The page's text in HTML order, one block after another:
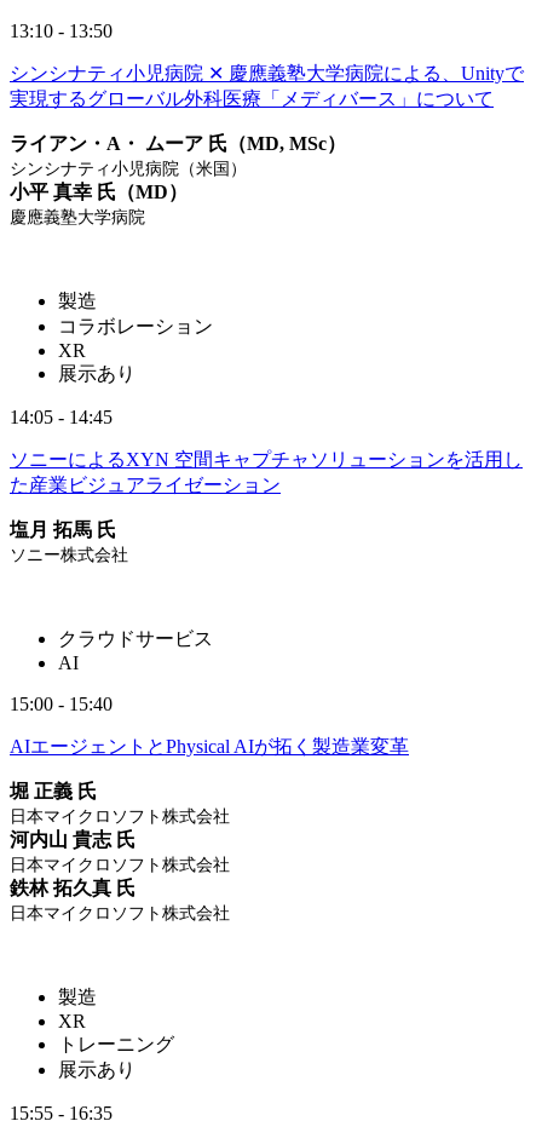
13:10 - 13:50
シンシナティ小児病院 ✕ 慶應義塾大学病院による、Unityで
実現するグローバル外科医療「メディバース」について
ライアン・A・ ムーア 氏（MD, MSc）
シンシナティ小児病院（米国）
小平 真幸 氏（MD）
慶應義塾大学病院
製造
コラボレーション
XR
展示あり
14:05 - 14:45
ソニーによるXYN 空間キャプチャソリューションを活用し
た産業ビジュアライゼーション
塩月 拓馬 氏
ソニー株式会社
クラウドサービス
AI
15:00 - 15:40
AIエージェントとPhysical AIが拓く製造業変革
堀 正義 氏
日本マイクロソフト株式会社
河内山 貴志 氏
日本マイクロソフト株式会社
鉄林 拓久真 氏
日本マイクロソフト株式会社
製造
XR
トレーニング
展示あり
15:55 - 16:35